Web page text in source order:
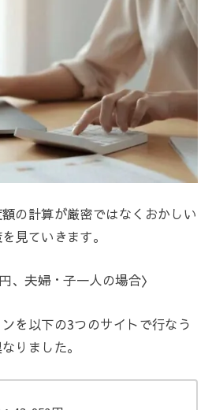
の計算が厳密ではなくおかしい
見ていきます。
、夫婦・子一人の場合〉
を以下の3つのサイトで行なう
りました。